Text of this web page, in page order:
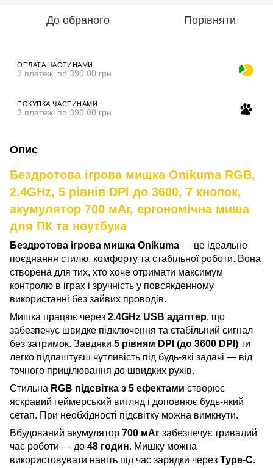
До обраного Порівняти
ОПЛАТА ЧАСТИНАМИ
3 платежі по 390.00 грн
ПОКУПКА ЧАСТИНАМИ
3 платежі по 390.00 грн
Опис
Бездротова ігрова мишка Onikuma RGB,
2.4GHz, 5 рівнів DPI до 3600, 7 кнопок,
акумулятор 700 мАг, ергономічна миша
для ПК та ноутбука
Бездротова ігрова мишка Onikuma — це ідеальне
поєднання стилю, комфорту та стабільної роботи. Вона
створена для тих, хто хоче отримати максимум
контролю в іграх і зручність у повсякденному
використанні без зайвих проводів.
Мишка працює через 2.4GHz USB адаптер, що
забезпечує швидке підключення та стабільний сигнал
без затримок. Завдяки 5 рівням DPI (до 3600 DPI) ти
легко підлаштуєш чутливість під будь-які задачі — від
точного прицілювання до швидких рухів.
Стильна RGB підсвітка з 5 ефектами створює
яскравий геймерський вигляд і доповнює будь-який
сетап. При необхідності підсвітку можна вимкнути.
Вбудований акумулятор 700 мАг забезпечує тривалий
час роботи — до 48 годин. Мишку можна
використовувати навіть під час зарядки через Type-C.